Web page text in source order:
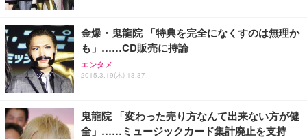
ョン PCチェア 通気性メッシュ ゲーミング/勉強/事
務用 おしゃれ パソコンチェア (ホワイト)
ANDWINT オフィスチェア デスクチェア 肘なし メ
ッシュ 通気性 ランバーサポート付き 腰サポート ガ
ス圧無段階昇降 360度回転 キャスター付き コンパク
【MiniLED/24.5inch/280Hz/FHD】GRAPHT THE S
HOOTER Gaming Monitor 24” Essential ゲーミン
グモニター QD 24.5インチ 1ms FHD 量子ドット 残
アイリスオーヤマ ペットシーツ 超厚型 お徳用 レギ
ュラー 200枚入【Amazon.co.jp限定】
金爆・鬼龍院 「特典を完全になくすのは無理か
も」……CD販売に持論
エンタメ
2015.3.19(木) 13:37
鬼龍院 「変わった売り方なんて出来ない方が健
全」……ミュージックカード集計廃止を支持